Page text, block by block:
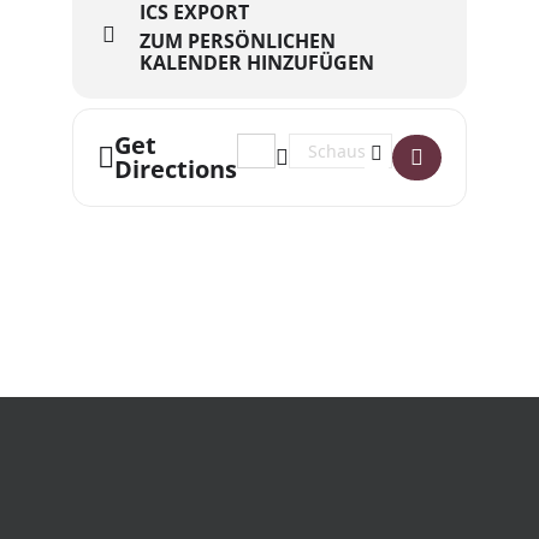
ICS EXPORT
ZUM PERSÖNLICHEN
KALENDER HINZUFÜGEN
Get
Directions
Address - Legit Love []
Destination Address - Legit